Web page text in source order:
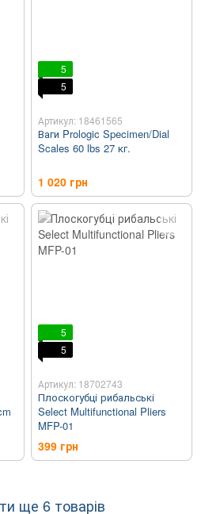
5
5
Артикул: 18461565
Ваги Prologic Specimen/Dial
Scales 60 lbs 27 кг.
1 020 грн
5
5
Артикул: 18702743
Плоскогубці рибальські
Select Multifunctional Pliers
MFP-01
399 грн
ще 6 товарів